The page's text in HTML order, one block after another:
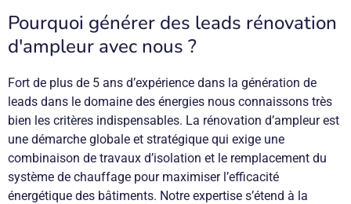
Pourquoi générer des leads rénovation
d'ampleur avec nous ?​
Fort de plus de 5 ans d’expérience dans la génération de
leads dans le domaine des énergies nous connaissons très
bien les critères indispensables. La rénovation d’ampleur est
une démarche globale et stratégique qui exige une
combinaison de travaux d’isolation et le remplacement du
système de chauffage pour maximiser l’efficacité
énergétique des bâtiments. Notre expertise s’étend à la